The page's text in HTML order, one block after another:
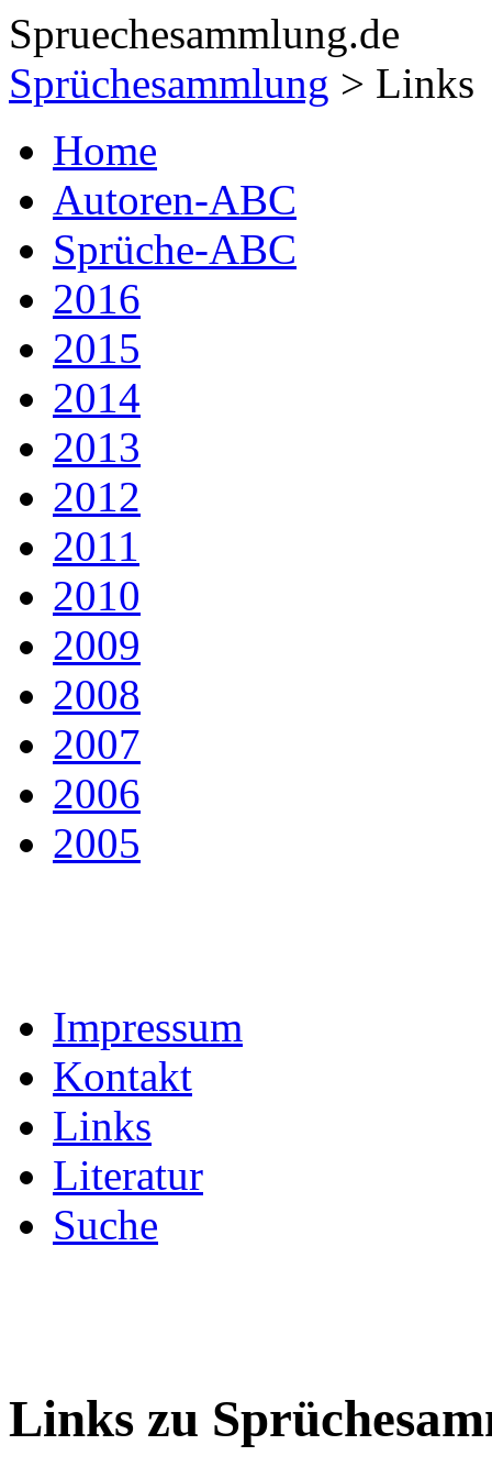
Spruechesammlung.de
Sprüchesammlung > Links
Home
Autoren-ABC
Sprüche-ABC
2016
2015
2014
2013
2012
2011
2010
2009
2008
2007
2006
2005
Impressum
Kontakt
Links
Literatur
Suche
Links zu